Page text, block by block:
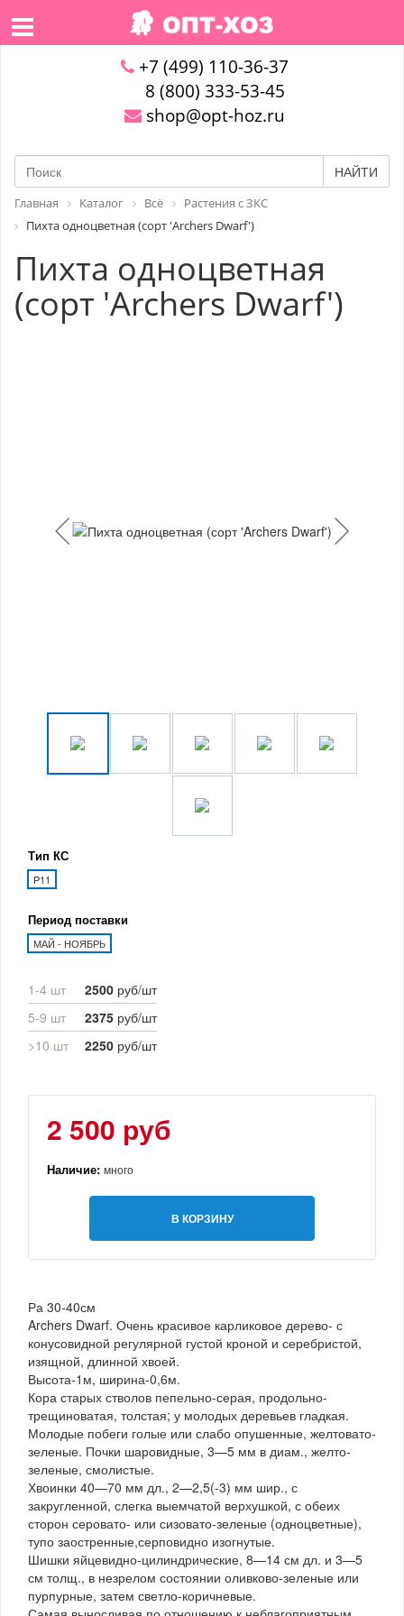
+7 (499) 110-36-37
8 (800) 333-53-45
shop@opt-hoz.ru
НАЙТИ
Главная Каталог Всё
Растения с ЗКС
Пихта одноцветная (сорт 'Archers Dwarf')
Пихта одноцветная
(сорт 'Archers Dwarf')
Тип КС
P11
Период поставки
МАЙ - НОЯБРЬ
1-4 шт 2500 руб/шт
5-9 шт
2375 руб/шт
>10 шт
2250 руб/шт
2 500 руб
Наличие: много
В КОРЗИНУ
Ра 30-40см
Archers Dwarf. Очень красивое карликовое дерево- с
конусовидной регулярной густой кроной и серебристой,
изящной, длинной хвоей.
Высота-1м, ширина-0,6м.
Кора старых стволов пепельно-серая, продольно-
трещиноватая, толстая; у молодых деревьев гладкая.
Молодые побеги голые или слабо опушенные, желтовато-
зеленые. Почки шаровидные, 3—5 мм в диам., желто-
зеленые, смолистые.
Хвоинки 40—70 мм дл., 2—2,5(-3) мм шир., с
закругленной, слегка выемчатой верхушкой, с обеих
сторон серовато- или сизовато-зеленые (одноцветные),
тупо заостренные,серповидно изогнутые.
Шишки яйцевидно-цилиндрические, 8—14 см дл. и 3—5
см толщ., в незрелом состоянии оливково-зеленые или
пурпурные, затем светло-коричневые.